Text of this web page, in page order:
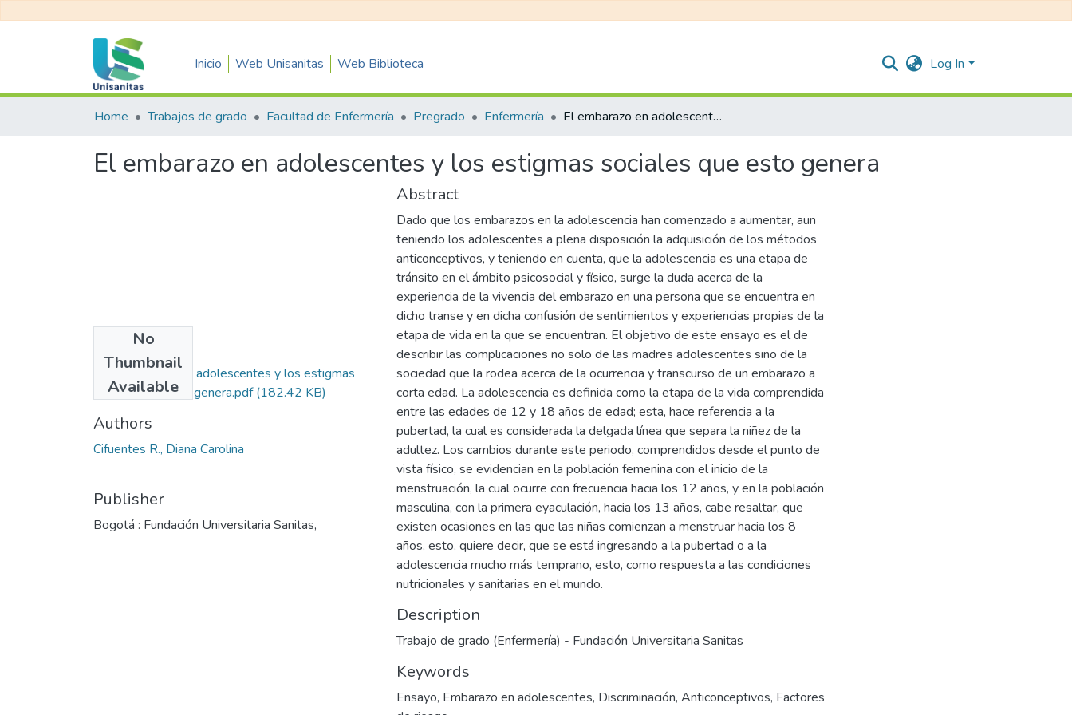
Inicio Web Unisanitas Web Biblioteca Log In
Home Trabajos de grado Facultad de Enfermería Pregrado Enfermería El embarazo en adolescentes y los estigmas sociales que esto genera
El embarazo en adolescentes y los estigmas sociales que esto genera
No
Thumbnail
Available
El embarazo en adolescentes y los estigmas
sociales que esto genera.pdf(182.42 KB)
Authors
Cifuentes R., Diana Carolina
Publisher
Bogotá : Fundación Universitaria Sanitas,
Abstract
Dado que los embarazos en la adolescencia han comenzado a aumentar, aun
teniendo los adolescentes a plena disposición la adquisición de los métodos
anticonceptivos, y teniendo en cuenta, que la adolescencia es una etapa de
tránsito en el ámbito psicosocial y físico, surge la duda acerca de la
experiencia de la vivencia del embarazo en una persona que se encuentra en
dicho transe y en dicha confusión de sentimientos y experiencias propias de la
etapa de vida en la que se encuentran. El objetivo de este ensayo es el de
describir las complicaciones no solo de las madres adolescentes sino de la
sociedad que la rodea acerca de la ocurrencia y transcurso de un embarazo a
corta edad. La adolescencia es definida como la etapa de la vida comprendida
entre las edades de 12 y 18 años de edad; esta, hace referencia a la
pubertad, la cual es considerada la delgada línea que separa la niñez de la
adultez. Los cambios durante este periodo, comprendidos desde el punto de
vista físico, se evidencian en la población femenina con el inicio de la
menstruación, la cual ocurre con frecuencia hacia los 12 años, y en la población
masculina, con la primera eyaculación, hacia los 13 años, cabe resaltar, que
existen ocasiones en las que las niñas comienzan a menstruar hacia los 8
años, esto, quiere decir, que se está ingresando a la pubertad o a la
adolescencia mucho más temprano, esto, como respuesta a las condiciones
nutricionales y sanitarias en el mundo.
Description
Trabajo de grado (Enfermería) - Fundación Universitaria Sanitas
Keywords
Ensayo, Embarazo en adolescentes, Discriminación, Anticonceptivos, Factores